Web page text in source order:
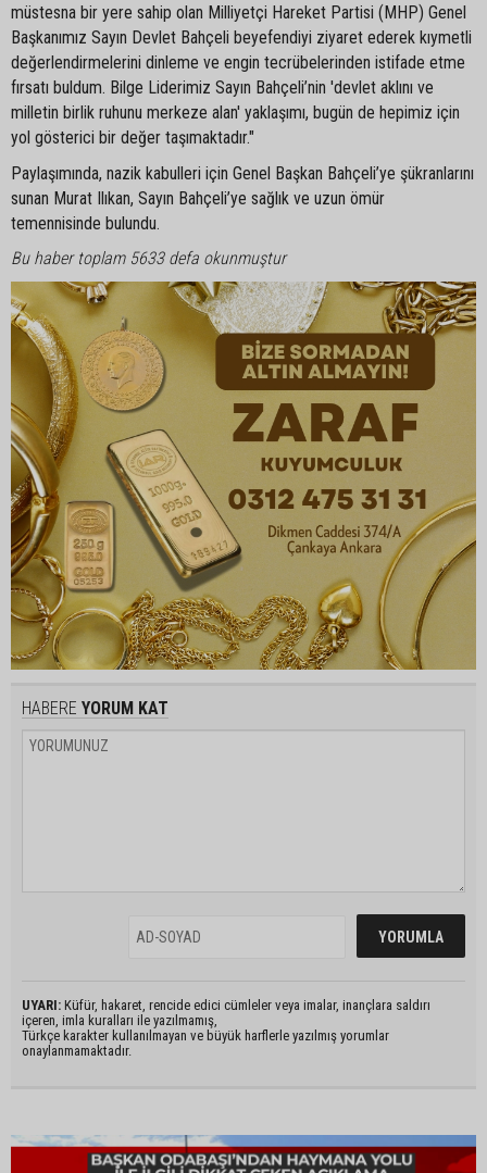
müstesna bir yere sahip olan Milliyetçi Hareket Partisi (MHP) Genel
Başkanımız Sayın Devlet Bahçeli beyefendiyi ziyaret ederek kıymetli
değerlendirmelerini dinleme ve engin tecrübelerinden istifade etme
fırsatı buldum. Bilge Liderimiz Sayın Bahçeli’nin 'devlet aklını ve
milletin birlik ruhunu merkeze alan' yaklaşımı, bugün de hepimiz için
yol gösterici bir değer taşımaktadır."
Paylaşımında, nazik kabulleri için Genel Başkan Bahçeli’ye şükranlarını
sunan Murat Ilıkan, Sayın Bahçeli’ye sağlık ve uzun ömür
temennisinde bulundu.
Bu haber toplam 5633 defa okunmuştur
HABERE YORUM KAT
UYARI: Küfür, hakaret, rencide edici cümleler veya imalar, inançlara saldırı
içeren, imla kuralları ile yazılmamış,
Türkçe karakter kullanılmayan ve büyük harflerle yazılmış yorumlar
onaylanmamaktadır.